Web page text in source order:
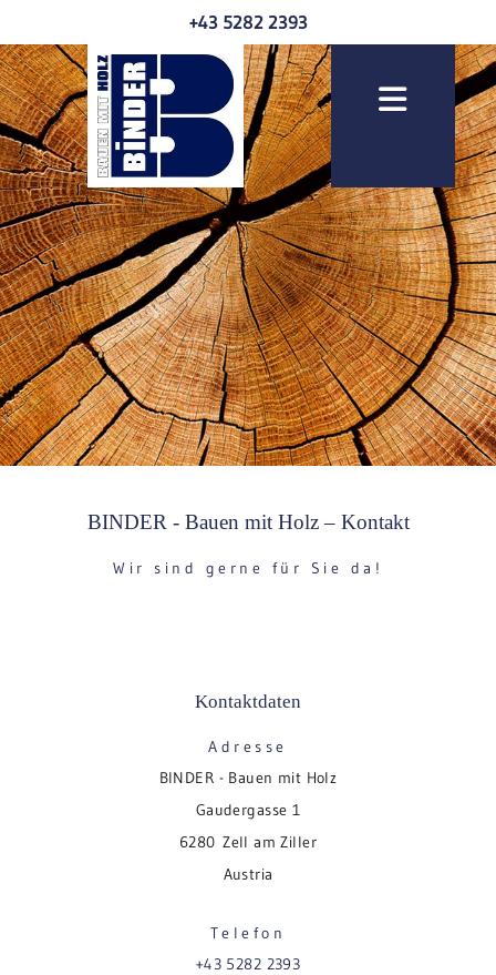
+43 5282 2393
BINDER - Bauen mit Holz – Kontakt
Wir sind gerne für Sie da!
Kontaktdaten
Adresse
BINDER - Bauen mit Holz
Gaudergasse 1
6280 Zell am Ziller
Austria
Telefon
+43 5282 2393